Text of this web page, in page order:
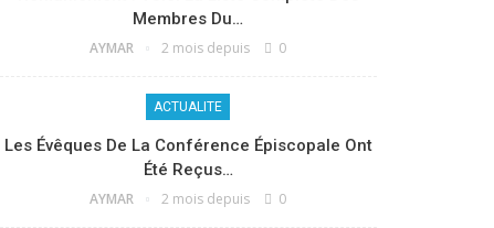
Membres Du…
AYMAR 2 mois depuis 0
ACTUALITE
Les Évêques De La Conférence Épiscopale Ont
Été Reçus…
AYMAR 2 mois depuis 0